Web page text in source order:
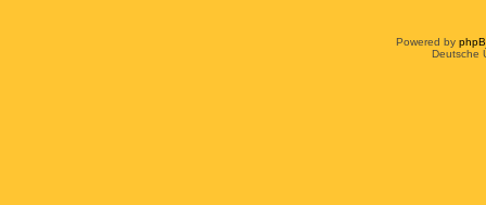
Powered by
Deutsche